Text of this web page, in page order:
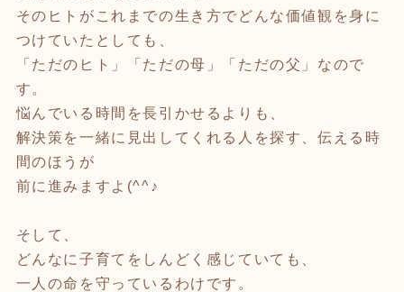
そのヒトがこれまでの生き方でどんな価値観を身に
つけていたとしても、
「ただのヒト」「ただの母」「ただの父」なので
す。
悩んでいる時間を長引かせるよりも、
解決策を一緒に見出してくれる人を探す、伝える時
間のほうが
前に進みますよ(^^♪
そして、
どんなに子育てをしんどく感じていても、
一人の命を守っているわけです。